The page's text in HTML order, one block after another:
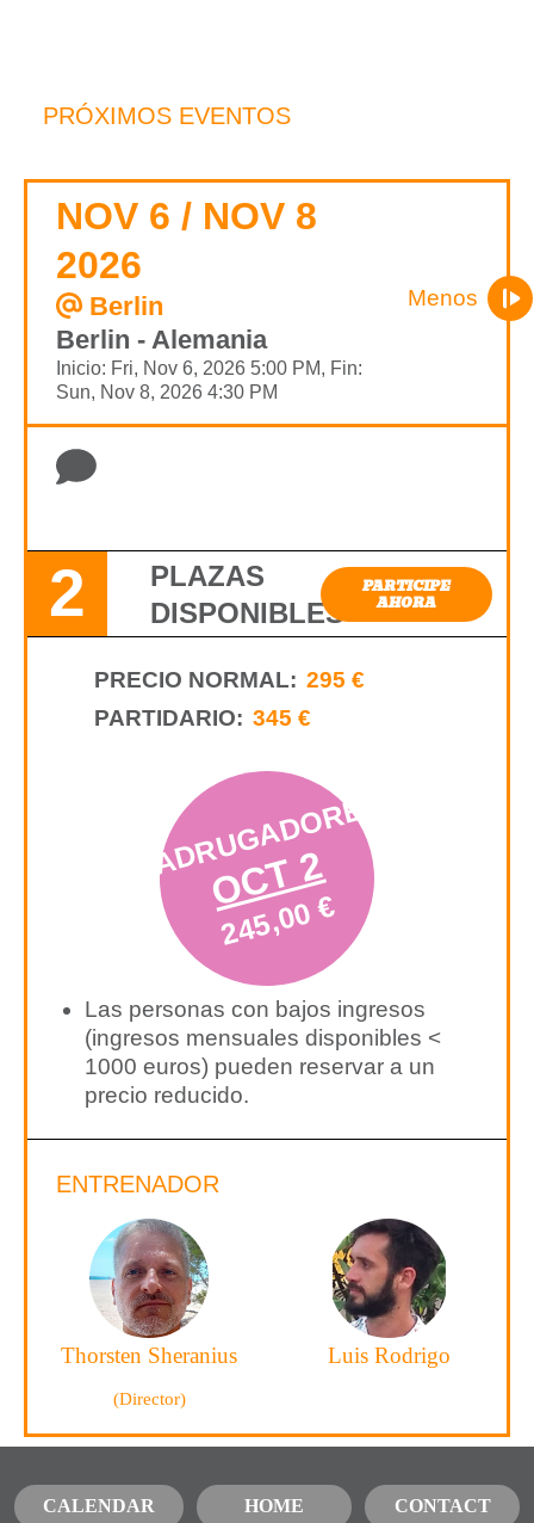
PRÓXIMOS EVENTOS
NOV 6 / NOV 8
2026
Berlin
Berlin - Alemania
Inicio: Fri, Nov 6, 2026 5:00 PM, Fin:
Sun, Nov 8, 2026 4:30 PM
Menos
2
PLAZAS
DISPONIBLES
PARTICIPE
AHORA
PRECIO NORMAL: 295 €
PARTIDARIO: 345 €
MADRUGADORES
OCT 2
245,00 €
Las personas con bajos ingresos
(ingresos mensuales disponibles <
1000 euros) pueden reservar a un
precio reducido.
ENTRENADOR
Thorsten Sheranius
(Director)
Luis Rodrigo
CALENDAR HOME CONTACT